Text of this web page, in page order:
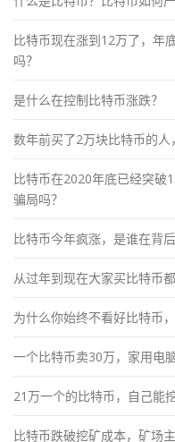
比特币现在涨到12万了，年
吗？
是什么在控制比特币涨跌？
数年前买了2万块比特币的人
比特币在2020年底已经突破
骗局吗？
比特币今年疯涨，是谁在背后
从过年到现在大家买比特币
为什么你始终不看好比特币
一个比特币卖30万，家用电
21万一个的比特币，自己能
比特币跌破挖矿成本，矿场